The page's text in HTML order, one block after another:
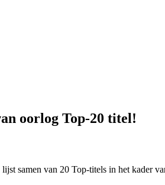
oorlog Top-20 titel!
samen van 20 Top-titels in het kader